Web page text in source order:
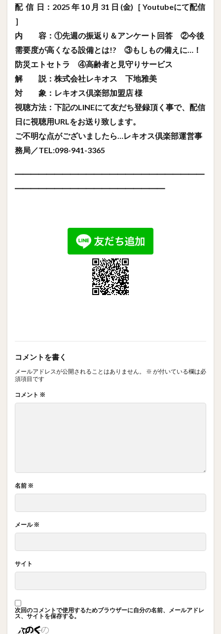
配 信 日：2025 年 10 月 31 日 (金)［ Youtubeにて配信
］
内 容：①先週の振返り＆アンケート回答 ②今後
需要度が高くなる設備とは!? ③もしもの備えに…！
防災エトセトラ ④高齢者と見守りサービス
解 説：株式会社レキオス 下地雅美
対 象：レキオス倶楽部加盟店 様
視聴方法：下記のLINEにて友だち登録頂く事で、配信
日に視聴用URLをお送り致します。
ご不明な点がございましたら…レキオス倶楽部運営事
務局／TEL:098-941-3365
━━━━━━━━━━━━━━━━━━━━━━━━
━━━━━━━━━━━━━━━━━━━
コメントを書く
メールアドレスが公開されることはありません。 ※ が付いている欄は必
須項目です
コメント ※
名前 ※
メール※
サイト
次回のコメントで使用するためブラウザーに自分の名前、メールアドレ
ス、サイトを保存する。